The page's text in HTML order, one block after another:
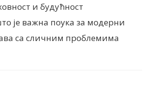
и будућност
је важна поука за модерни
са сличним проблемима